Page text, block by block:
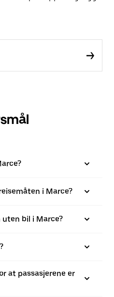
i Marce?
bil i Marce?
at passasjerene er